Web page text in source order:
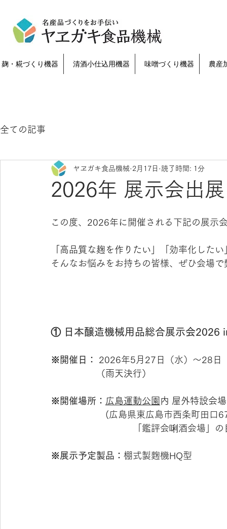
麹・糀づくり機器 清酒小仕込用機器 味噌づくり機器 農産
全ての記事
2026年 展示会出
ヤヱガキ食品機械 2月17日 読了時間: 1分
この度、2026年に開催される下記の展示
「高品質な麹を作りたい」
「効率化した
そんなお悩みをお持ちの皆様、ぜひ会場で
① 日本醸造機械用品総合展示会
※開催日：
2026年5月27日（水）～28日
（雨天決行）
※開催場所： 広島運動公園 内 屋外特設会場
(広島県東広島市西条町田口
「鑑評会唎酒会場」の目
※展示予定製品： 棚式製麴機HQ型